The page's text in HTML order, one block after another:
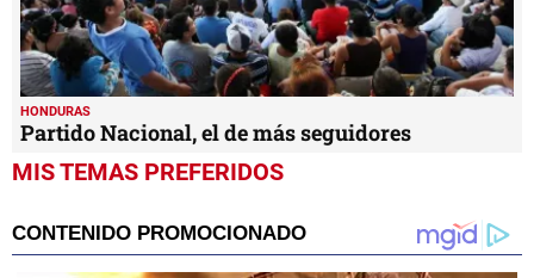
HONDURAS
Partido Nacional, el de más seguidores
MIS TEMAS PREFERIDOS